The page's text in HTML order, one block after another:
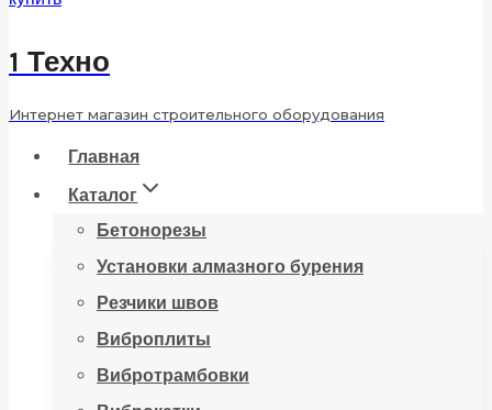
1 Техно
Интернет магазин строительного оборудования
Главная
Каталог
Бетонорезы
Установки алмазного бурения
Резчики швов
Виброплиты
Вибротрамбовки